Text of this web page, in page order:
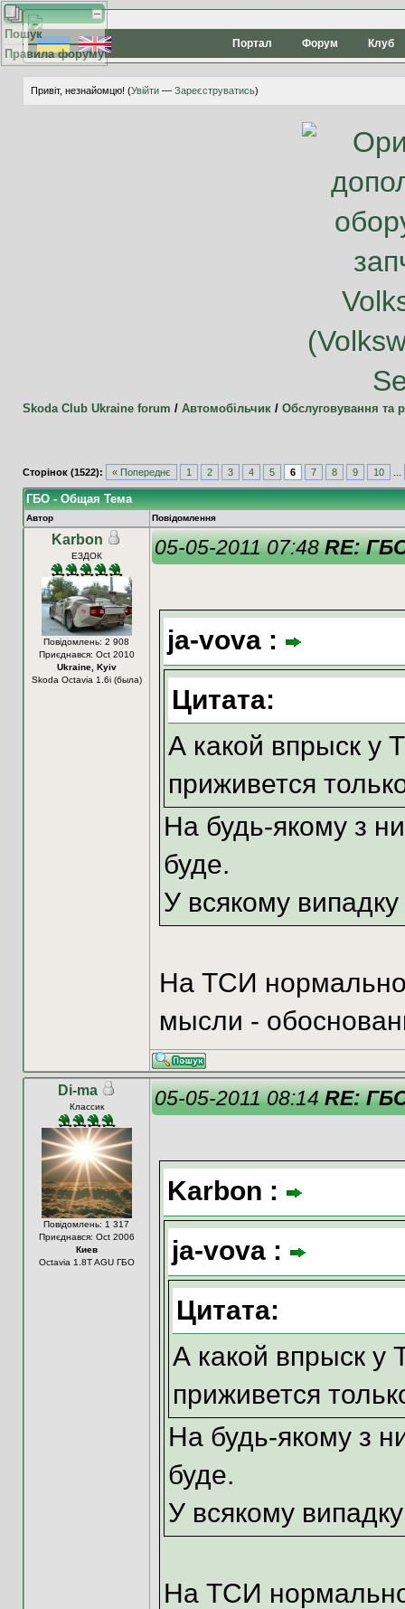
Портал Форум Клуб
Привіт, незнайомцю! (Увійти— Зареєструватись)
Skoda Club Ukraine forum / Автомобільчик/ Обслуговування та
Пошук
Правила форуму
Сторінок (1522): « Попереднє 1 2 3 4 5 6 7 8 9 10
ГБО - Общая Тема
Автор Повідомлення
Karbon
ЕЗДОК
Повідомлень: 2 908
Приєднався: Oct 2010
Ukraine, Kyiv
Skoda Octavia 1.6i (была)
05-05-2011 07:48RE:
ja-vova :
Цитата:
А какой впрыск
приживется
На будь-якому з
буде.
У всякому
На ТСИ нормально
мысли -
Di-ma
Классик
Повідомлень: 1 317
Приєднався: Oct 2006
Киев
Octavia 1.8T AGU ГБО
05-05-2011 08:14RE:
Karbon :
ja-vova :
Цитата:
А какой впрыск
приживется
На будь-якому з
буде.
У всякому
На ТСИ нормально